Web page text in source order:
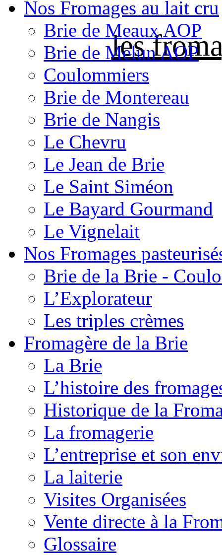
les
Nos Fromages au lait cru
Brie de Meaux AOP
Brie de Melun AOP
Coulommiers
Brie de Montereau
Brie de Nangis
Le Chevru
Le Jean de Brie
Le Saint Siméon
Le Bayard Gourmand
Le Vignelait
Nos Fromages
Brie de la Brie -
L’Explorateur
Les triples crèmes
Fromagère de la Brie
La Brie
L’histoire des
Historique de la
La fromagerie
L’entreprise et son
La laiterie
Visites Organisées
Vente directe à la
Glossaire